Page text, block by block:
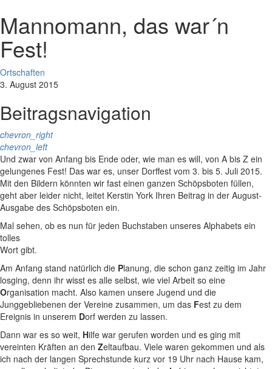
Mannomann, das war´n
Fest!
Ortschaften
3. August 2015
Beitragsnavigation
chevron_right
chevron_left
Und zwar von Anfang bis Ende oder, wie man es will, von A bis Z ein
gelungenes Fest! Das war es, unser Dorffest vom 3. bis 5. Juli 2015.
Mit den Bildern könnten wir fast einen ganzen Schöpsboten füllen,
geht aber leider nicht, leitet Kerstin York Ihren Beitrag in der August-
Ausgabe des Schöpsboten ein.
Mal sehen, ob es nun für jeden Buchstaben unseres Alphabets ein
tolles
Wort gibt.
Am Anfang stand natürlich die Planung, die schon ganz zeitig im Jahr
losging, denn ihr wisst es alle selbst, wie viel Arbeit so eine
Organisation macht. Also kamen unsere Jugend und die
Junggebliebenen der Vereine zusammen, um das Fest zu dem
Ereignis in unserem Dorf werden zu lassen.
Dann war es so weit, Hilfe war gerufen worden und es ging mit
vereinten Kräften an den Zeltaufbau. Viele waren gekommen und als
ich nach der langen Sprechstunde kurz vor 19 Uhr nach Hause kam,